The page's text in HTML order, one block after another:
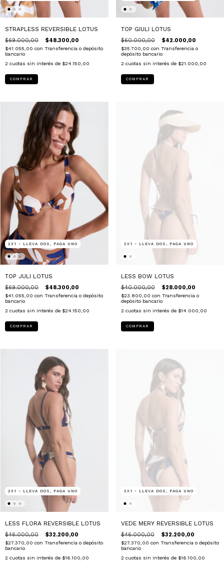
STRAPLESS REVERSIBLE LOTUS
$69.000,00 $48.300,00
$41.055,00 con Transferencia o depósito
bancario
2 cuotas sin interés de $24.150,00
COMPRAR
TOP GIULI LOTUS
$60.000,00 $42.000,00
$35.700,00 con Transferencia o
depósito bancario
2 cuotas sin interés de $21.000,00
COMPRAR
2X1 - LLEVA DOS, PAGA UNO
TOP JULI LOTUS
$69.000,00 $48.300,00
$41.055,00 con Transferencia o depósito
bancario
2 cuotas sin interés de $24.150,00
COMPRAR
2X1 - LLEVA DOS, PAGA UNO
LESS BOW LOTUS
$40.000,00 $28.000,00
$23.800,00 con Transferencia o
depósito bancario
2 cuotas sin interés de $14.000,00
COMPRAR
2X1 - LLEVA DOS, PAGA UNO
LESS FLORA REVERSIBLE LOTUS
$46.000,00 $32.200,00
$27.370,00 con Transferencia o depósito
bancario
2 cuotas sin interés de $16.100,00
2X1 - LLEVA DOS, PAGA UNO
VEDE MERY REVERSIBLE LOTUS
$46.000,00 $32.200,00
$27.370,00 con Transferencia o depósito
bancario
2 cuotas sin interés de $16.100,00